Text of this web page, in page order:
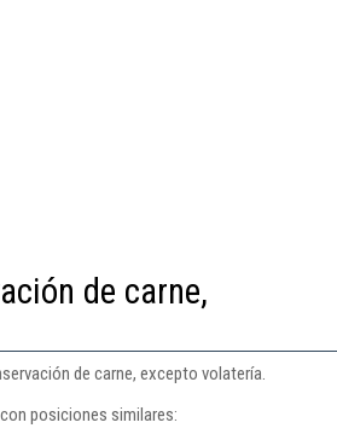
de carne,
de carne, excepto volatería.
posiciones similares: